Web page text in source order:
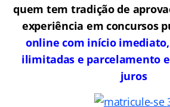
quem tem tradição de
experiência em concursos
online com início
ilimitadas e parcelamento
juros